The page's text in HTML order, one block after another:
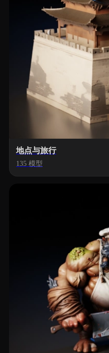
地点与旅行
135 模型